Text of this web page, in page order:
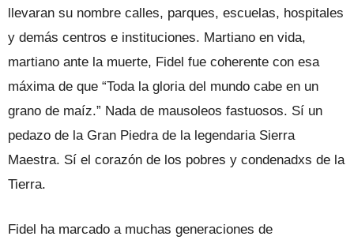
llevaran su nombre calles, parques, escuelas, hospitales
y demás centros e instituciones. Martiano en vida,
martiano ante la muerte, Fidel fue coherente con esa
máxima de que “Toda la gloria del mundo cabe en un
grano de maíz.” Nada de mausoleos fastuosos. Sí un
pedazo de la Gran Piedra de la legendaria Sierra
Maestra. Sí el corazón de los pobres y condenadxs de la
Tierra.
Fidel ha marcado a muchas generaciones de